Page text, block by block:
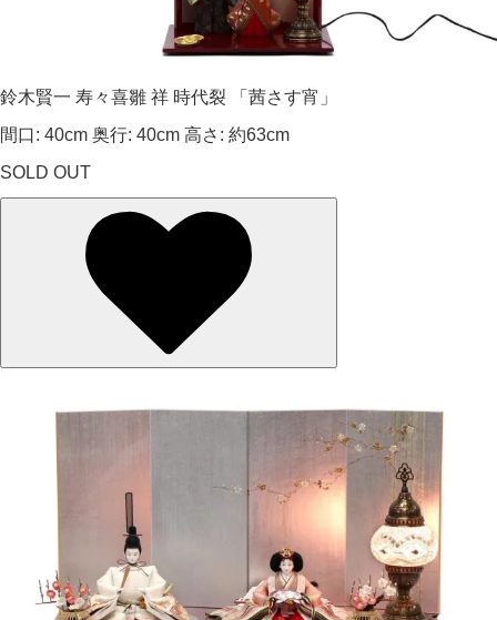
鈴木賢一 寿々喜雛 祥 時代裂 「茜さす宵」
間口: 40cm 奥行: 40cm 高さ: 約63cm
SOLD OUT